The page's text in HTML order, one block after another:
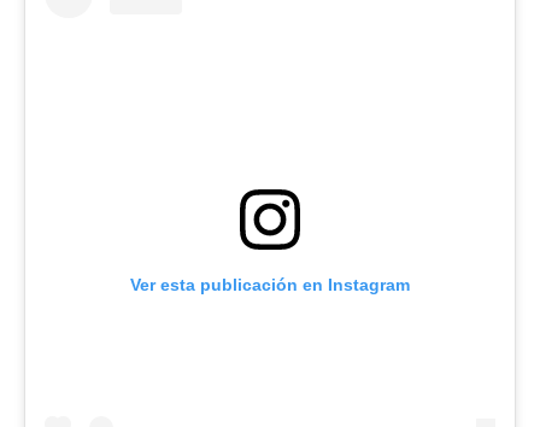
Ver esta publicación en Instagram